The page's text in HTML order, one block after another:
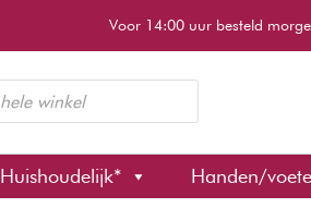
Voor 14:00 uur besteld
Huishoudelijk* Handen/